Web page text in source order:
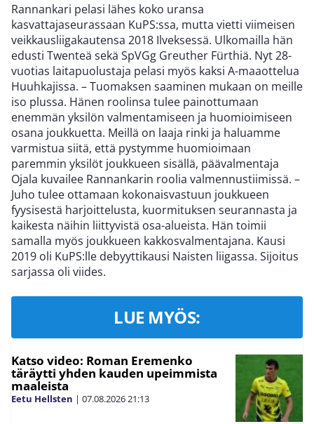
Rannankari pelasi lähes koko uransa
kasvattajaseurassaan KuPS:ssa, mutta vietti viimeisen
veikkausliigakautensa 2018 Ilveksessä. Ulkomailla hän
edusti Twenteä sekä SpVGg Greuther Fürthiä. Nyt 28-
vuotias laitapuolustaja pelasi myös kaksi A-maaottelua
Huuhkajissa. – Tuomaksen saaminen mukaan on meille
iso plussa. Hänen roolinsa tulee painottumaan
enemmän yksilön valmentamiseen ja huomioimiseen
osana joukkuetta. Meillä on laaja rinki ja haluamme
varmistua siitä, että pystymme huomioimaan
paremmin yksilöt joukkueen sisällä, päävalmentaja
Ojala kuvailee Rannankarin roolia valmennustiimissä. –
Juho tulee ottamaan kokonaisvastuun joukkueen
fyysisestä harjoittelusta, kuormituksen seurannasta ja
kaikesta näihin liittyvistä osa-alueista. Hän toimii
samalla myös joukkueen kakkosvalmentajana. Kausi
2019 oli KuPS:lle debyyttikausi Naisten liigassa. Sijoitus
sarjassa oli viides.
LUE MYÖS:
Katso video: Roman Eremenko
täräytti yhden kauden upeimmista
maaleista
Eetu Hellsten | 07.08.2026 21:13